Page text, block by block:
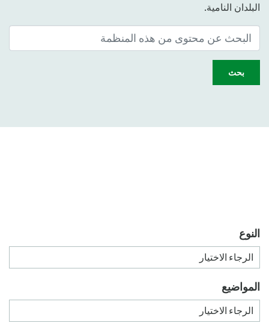
البلدان النامية.
بحث
النوع
المواضيع